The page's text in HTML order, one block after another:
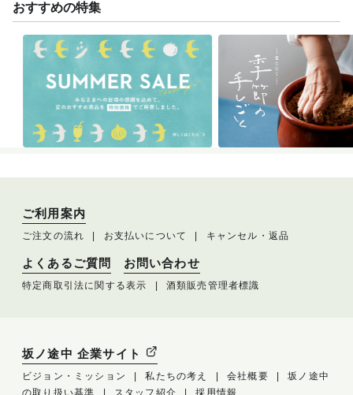
おすすめの特集
ご利用案内
ご注文の流れ お支払いについて キャンセル・返品
よくあるご質問 お問い合わせ
特定商取引法に関する表示 酒類販売管理者標識
坂ノ途中 企業サイト
ビジョン・ミッション 私たちの考え 会社概要
坂ノ途中